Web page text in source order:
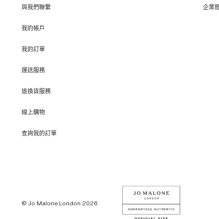
與我們聯繫
我的帳戶
我的訂單
運送服務
退換貨服務
線上購物
查詢我的訂單
企業
© Jo Malone London 2026